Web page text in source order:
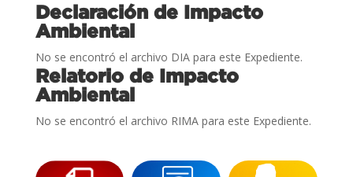
Declaración de Impacto
Ambiental
No se encontró el archivo DIA para este Expediente.
Relatorio de Impacto
Ambiental
No se encontró el archivo RIMA para este Expediente.